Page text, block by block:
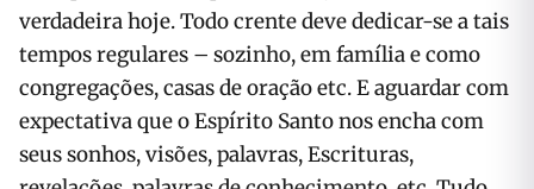
verdadeira hoje. Todo crente deve dedicar-se a tais
tempos regulares – sozinho, em família e como
congregações, casas de oração etc. E aguardar com
expectativa que o Espírito Santo nos encha com
seus sonhos, visões, palavras, Escrituras,